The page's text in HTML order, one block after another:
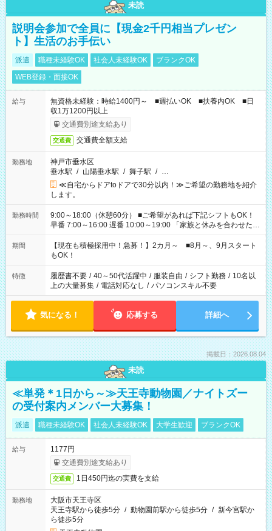
未読
説明会参加で全員に【現金2千円相当プレゼン
ト】生活のお手伝い
派遣 職種未経験OK 社会人未経験OK
ブランクOK
WEB登録・面接OK
給与
無資格未経験：時給1400円～ ■週払いOK ■扶養内OK ■日
収1万1200円以上
交通費別途支給あり
交通費 交通費全額支給
勤務地
神戸市垂水区
垂水駅 / 山陽垂水駅 / 舞子駅 / …
≪自宅からドアtoドアで30分以内！≫ご希望の勤務地を紹介
します。
勤務時間
9:00～18:00（休憩60分） ■ご希望があれば下記シフトもOK！
早番 7:00～16:00 遅番 10:00～19:00 「家族と休みを合わせた
い」 「余裕を持って夕飯の準備がしたい」 「できれば残業はし
たくない」 など、ご希望を教えてくださいね。 ※Wワーク希望
の方へ 今ご覧のお仕事で希望する勤務時間と、もう1つのお仕事
の勤務時間。 合計で週40時間を超える場合は応募できません。
期間
【現在も積極採用中！急募！】2カ月～ ■8月～、9月スタート
もOK！
特徴 履歴書不要 / 40～50代活躍中 / 服装自由 / シフト勤務 / 10名以
上の大量募集 / 電話対応なし / パソコンスキル不要
気になる！ 応募する 詳細へ
掲載日：2026.08.04
未読
≪単発＊1日から～≫天王寺動物園／ナイトズー
の受付案内メンバー大募集！
派遣 職種未経験OK 社会人未経験OK 大学生歓迎 ブランクOK
給与
1177円
交通費別途支給あり
交通費 1日450円迄の実費を支給
勤務地
大阪市天王寺区
天王寺駅から徒歩5分 / 動物園前駅から徒歩5分 / 新今宮駅か
ら徒歩5分